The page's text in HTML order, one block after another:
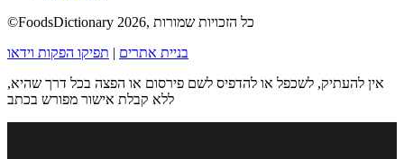
©FoodsDictionary 2026, כל הזכויות שמורות
בניית אתרים | תפיקו הפקות וידאו
אין להעתיק, לשכפל או להדפיס לשם פירסום או הפצה בכל דרך שהיא,
ללא קבלת אישור מפורש בכתב